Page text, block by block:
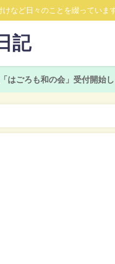
など日々のことを綴っていま
記
はごろも和の会」受付開始